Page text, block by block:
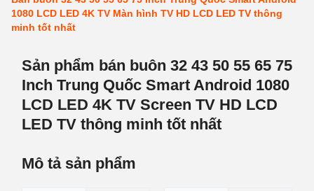
1080 LCD LED 4K TV Màn hình TV HD LCD LED TV thông
minh tốt nhất
Sản phẩm bán buôn 32 43 50 55 65 75
Inch Trung Quốc Smart Android 1080
LCD LED 4K TV Screen TV HD LCD
LED TV thông minh tốt nhất
Mô tả sản phẩm